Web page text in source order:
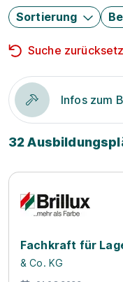
Sortierung
Suche
Infos zum
32
Fachkraft für
& Co. KG